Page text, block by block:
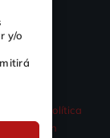
y/o
Política